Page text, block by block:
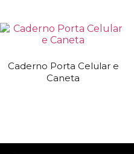
Caderno Porta Celular e
Caneta